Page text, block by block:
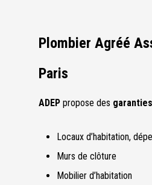
Plombier Agréé
Paris
ADEP propose des garanties
Locaux d’habitation,
Murs de clôture
Mobilier d’habitation